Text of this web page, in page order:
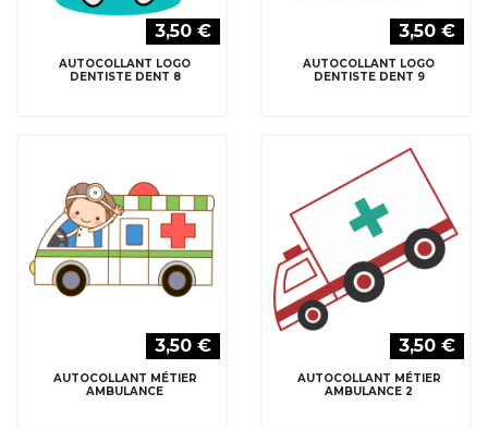
3,50 €
AUTOCOLLANT LOGO
DENTISTE DENT 8
3,50 €
AUTOCOLLANT LOGO
DENTISTE DENT 9
3,50 €
AUTOCOLLANT MÉTIER
AMBULANCE
3,50 €
AUTOCOLLANT MÉTIER
AMBULANCE 2